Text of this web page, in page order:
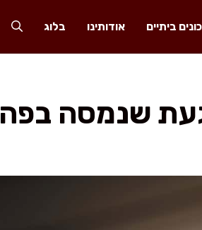
ביתיים אודותינו בלוג
שנמסה בפה